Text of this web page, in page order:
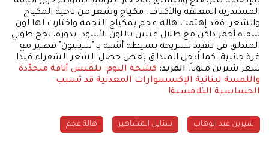
المستدرية المغلقة والأكتاف. مكياج وشعرمن ناحية المكياج
والشعر، فقد إهتمت هالة عجم بمكياج النجمة واختارت لها لون
شفاه أحمر داكن مع ظلال عينين باللون الأسود. بدوره، نجح طوني
المندلق في تنفيذ تسريحة بسيطة أشبه بـ "شينيون" قصير مع
غرة جانبية، كما أدخل المندلق بعض خصل الشعر الشقراء فبدا
شعر شيرين ملوناً. المزيد: كشخة اليوم: بلقيس أناقة متجدّدة
واللمسة لبنانية الإكسسوارات المعدنية قد تسبب
الحساسية التلامسية!
شيرين عبد الوهاب ستايل المشاهير هالة عجم